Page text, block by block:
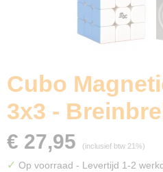
Cubo
3x3 -
€ 27,95 (inclusief btw 21%)
✓ Op voorraad - Levertijd 1-2